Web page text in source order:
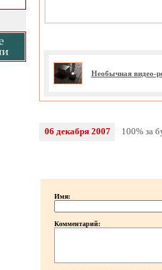
Необычная видео-
06 декабря 2007 100% за
Имя:
Комментарий: